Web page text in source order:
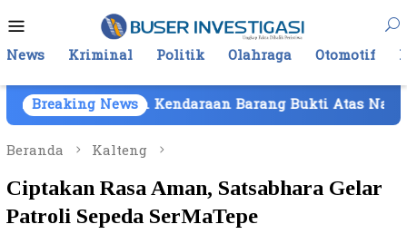
ke
kontenMobile
News Kriminal Politik Olahraga Otomotif
Breaking NewsKendaraan Barang Bukti Atas Nama PT
Beranda
Kalteng
Ciptakan Rasa Aman, Satsabhara Gelar
Patroli Sepeda SerMaTepe